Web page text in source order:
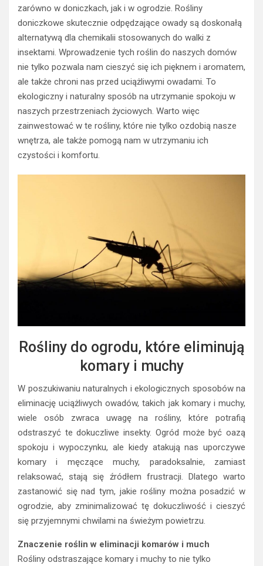
zarówno w doniczkach, jak i w ogrodzie. Rośliny
doniczkowe skutecznie odpędzające owady są doskonałą
alternatywą dla chemikalii stosowanych do walki z
insektami. Wprowadzenie tych roślin do naszych domów
nie tylko pozwala nam cieszyć się ich pięknem i aromatem,
ale także chroni nas przed uciążliwymi owadami. To
ekologiczny i naturalny sposób na utrzymanie spokoju w
naszych przestrzeniach życiowych. Warto więc
zainwestować w te rośliny, które nie tylko ozdobią nasze
wnętrza, ale także pomogą nam w utrzymaniu ich
czystości i komfortu.
Rośliny do ogrodu, które eliminują
komary i muchy
W poszukiwaniu naturalnych i ekologicznych sposobów na
eliminację uciążliwych owadów, takich jak komary i muchy,
wiele osób zwraca uwagę na rośliny, które potrafią
odstraszyć te dokuczliwe insekty. Ogród może być oazą
spokoju i wypoczynku, ale kiedy atakują nas uporczywe
komary i męczące muchy, paradoksalnie, zamiast
relaksować, stają się źródłem frustracji. Dlatego warto
zastanowić się nad tym, jakie rośliny można posadzić w
ogrodzie, aby zminimalizować tę dokuczliwość i cieszyć
się przyjemnymi chwilami na świeżym powietrzu.
Znaczenie roślin w eliminacji komarów i much
Rośliny odstraszające komary i muchy to nie tylko